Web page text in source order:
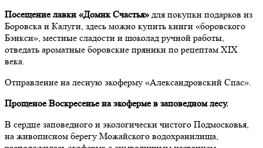
Посещение лавки «Домик Счастья» для покупки подарков из
Боровска и Калуги, здесь можно купить книги «боровского
Бэнкси», местные сладости и шоколад ручной работы,
отведать ароматные боровские пряники по рецептам XIX
века.
Отправление на лесную экоферму «Александровский Спас».
Прощеное Воскресенье на экоферме в заповедном лесу.
В сердце заповедного и экологически чистого Подмосковья,
на живописном берегу Можайского водохранилища,